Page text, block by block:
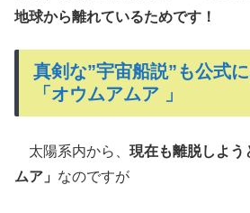
地球から離れているためです！
真剣な”宇宙船説”も公式
「オウムアムア 」
太陽系内から、 現在も離脱しよう
ムア」 なのですが